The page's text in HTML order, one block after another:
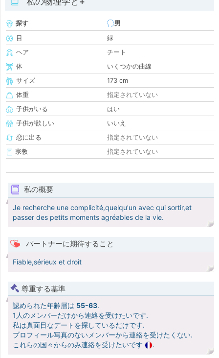
探す
男
目
緑
ヘア
チート
体
いくつかの曲線
サイズ
173 cm
体重
指定されていない
子供がいる
はい
子供が欲しい
いいえ
恋に出る
指定されていない
宗教
指定されていない
私の概要
Je recherche une complicité,quelqu'un avec qui sortir,et
passer des petits moments agréables de la vie.
パートナーに期待すること
Fiable,sérieux et droit
尊重する基準
認められた年齢層は 55-63.
1人のメンバーだけから連絡を受けたいです.
私は真面目なデートを探しているだけです.
プロフィール写真のないメンバーから連絡を受けたくない.
これらの国々からのみ連絡を受けたいです
.